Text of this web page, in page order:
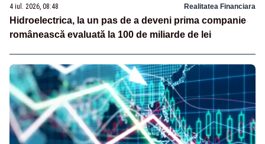
4 iul. 2026, 08:48 Realitatea Financiara
Hidroelectrica, la un pas de a deveni prima companie
românească evaluată la 100 de miliarde de lei